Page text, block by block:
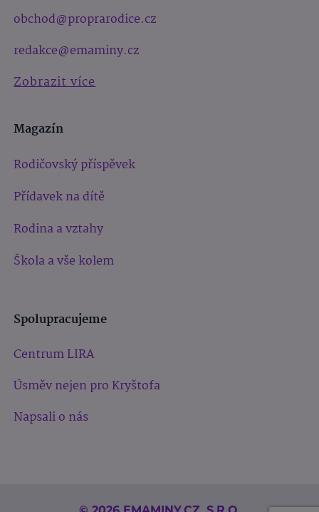
obchod@proprarodice.cz
redakce@emaminy.cz
Zobrazit více
Magazín
Rodičovský příspěvek
Přídavek na dítě
Rodina a vztahy
Škola a vše kolem
Spolupracujeme
Centrum LIRA
Úsměv nejen pro Kryštofa
Napsali o nás